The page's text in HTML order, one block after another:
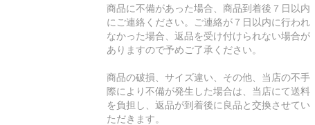
商品に不備があった場合、商品到着後７日以内
にご連絡ください。ご連絡が７日以内に行われ
なかった場合、返品を受け付けられない場合が
ありますので予めご了承ください。
商品の破損、サイズ違い、その他、当店の不手
際により不備が発生した場合は、当店にて送料
を負担し、返品が到着後に良品と交換させてい
ただきます。